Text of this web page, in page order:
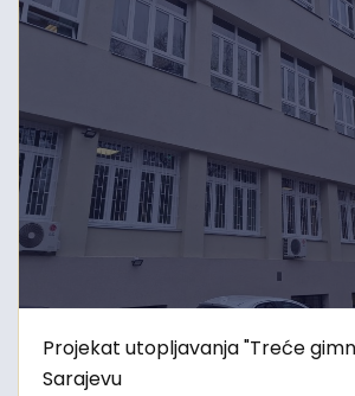
Projekat utopljavanja "Treće
Sarajevu